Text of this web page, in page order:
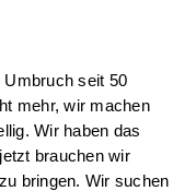
Umbruch seit 50
mehr, wir machen
Wir haben das
brauchen wir
bringen. Wir suchen